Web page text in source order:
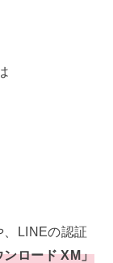
、LINEの認証
ンロード XM」